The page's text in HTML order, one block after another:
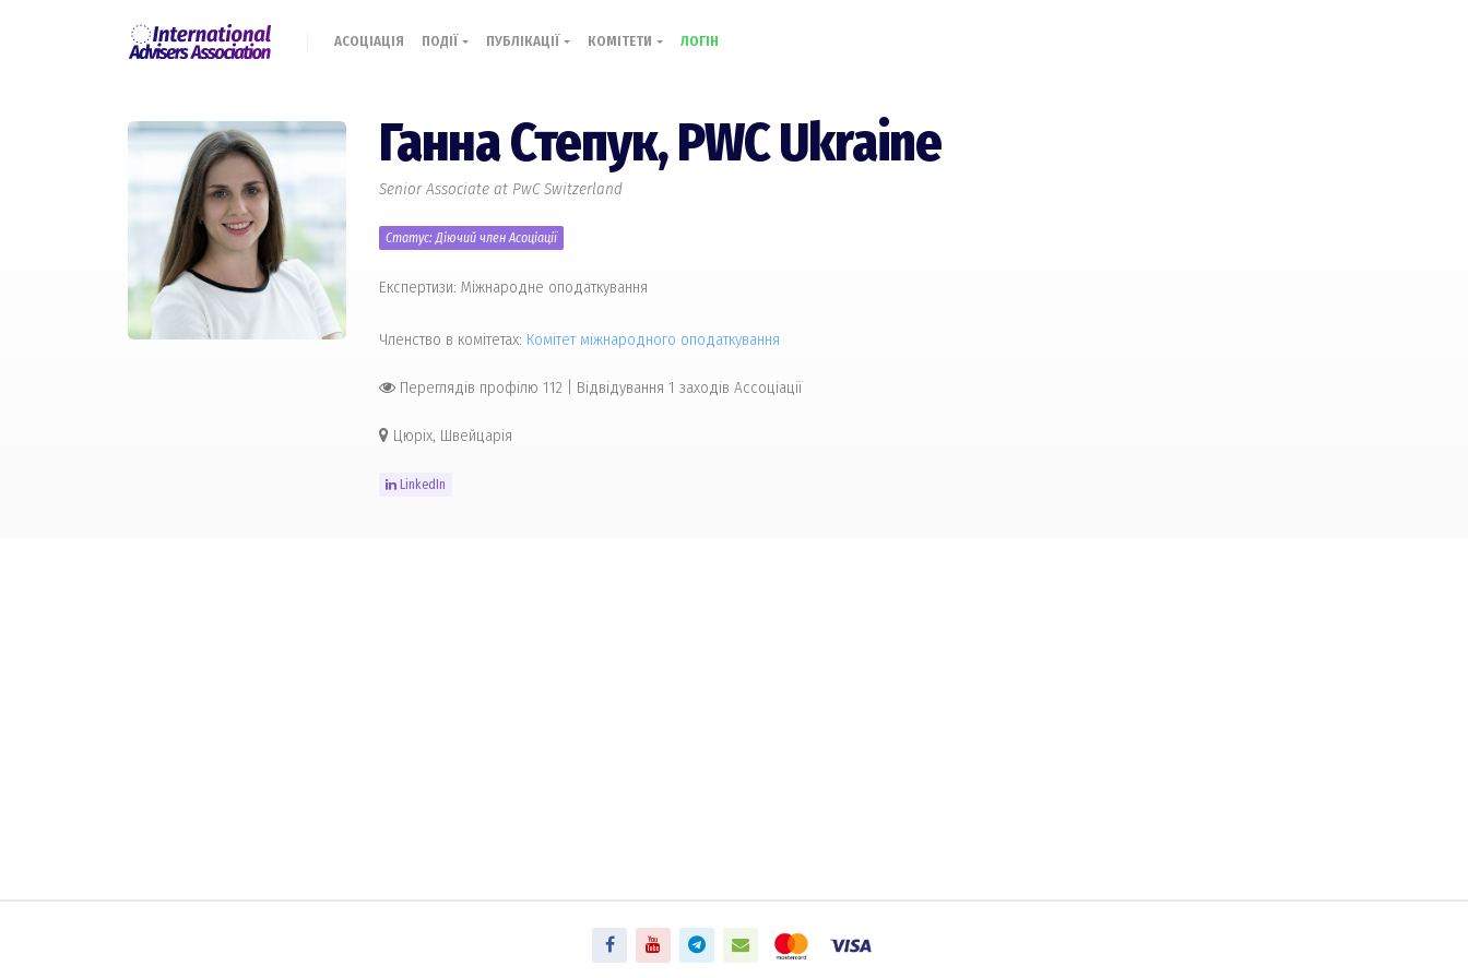
АСОЦІАЦІЯ ПОДІЇ ПУБЛІКАЦІЇ КОМІТЕТИ ЛОГІН
Ганна Степук,PWC Ukraine
Senior Associate at PwC Switzerland
Статус: Діючий член Асоціації
Експертизи: Міжнародне оподаткування
Членство в комітетах: Комiтет міжнародного оподаткування
Переглядів профілю 112 Відвідування 1 заходів Ассоціації
Цюріх, Швейцарія
LinkedIn